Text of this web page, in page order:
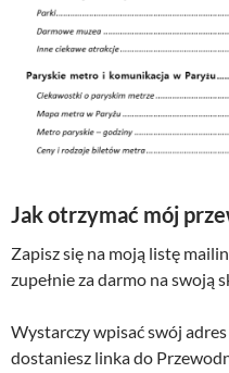
Jak otrzymać mój
Zapisz się na moją listę
zupełnie za darmo na swoją
Wystarczy wpisać swój
dostaniesz linka do